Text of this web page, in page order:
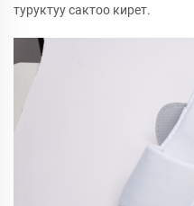
туруктуу сактоо кирет.